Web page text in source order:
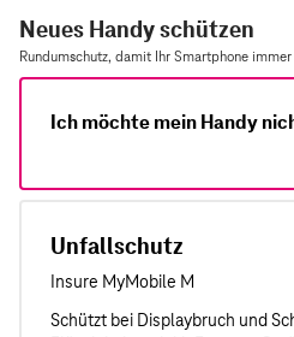
Neues Handy schützen
Rundumschutz, damit Ihr Smartphone
Ich möchte mein Handy
Unfallschutz